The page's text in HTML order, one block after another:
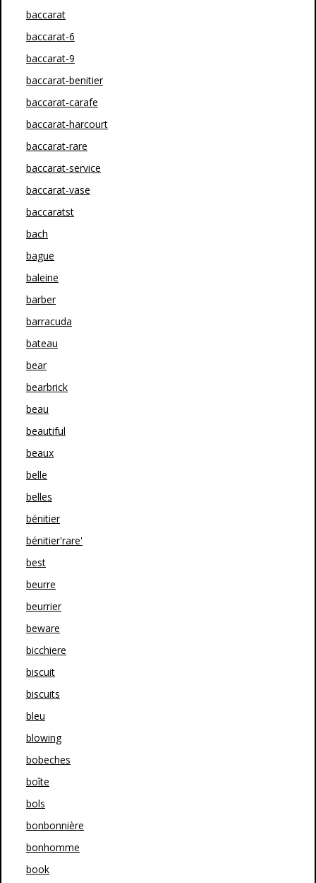
baccarat
baccarat-6
baccarat-9
baccarat-benitier
baccarat-carafe
baccarat-harcourt
baccarat-rare
baccarat-service
baccarat-vase
baccaratst
bach
bague
baleine
barber
barracuda
bateau
bear
bearbrick
beau
beautiful
beaux
belle
belles
bénitier
bénitier'rare'
best
beurre
beurrier
beware
bicchiere
biscuit
biscuits
bleu
blowing
bobeches
boîte
bols
bonbonnière
bonhomme
book